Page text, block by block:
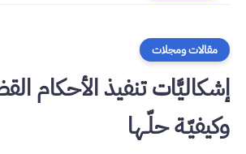
مقالات ومجلات
إشكاليَّات تنفيذ الأحكام
وكيفيّـة حلّـها